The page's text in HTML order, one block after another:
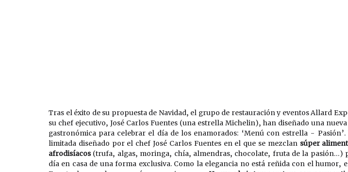
Tras el éxito de su propuesta de Navidad, el grupo de restauración y eventos Allard
su chef ejecutivo, José Carlos Fuentes (una estrella Michelin), han diseñado una
gastronómica para celebrar el día de los enamorados: ‘Menú con estrella -
limitada diseñado por el chef José Carlos Fuentes en el que se mezclan súper
afrodisíacos (trufa, algas, moringa, chía, almendras, chocolate, fruta de la pasión…)
día en casa de una forma exclusiva. Como la elegancia no está reñida con el humor,